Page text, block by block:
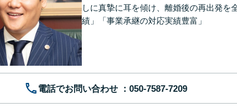
しに真摯に耳を傾け、離婚後の再出発
績」「事業承継の対応実績豊富」
電話でお問い合わせ